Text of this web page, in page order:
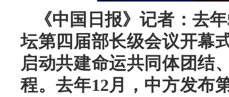
《中国日报》记者：去
坛第四届部长级会议开幕
启动共建命运共同体团结
程。去年12月，中方发布